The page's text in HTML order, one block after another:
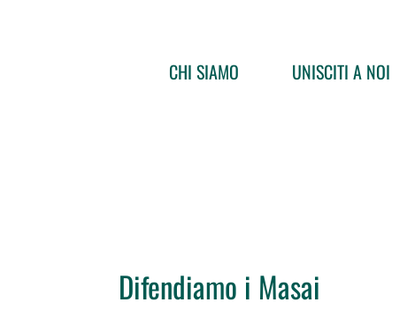
CHI SIAMO UNISCITI A NOI
Difendiamo i Masai